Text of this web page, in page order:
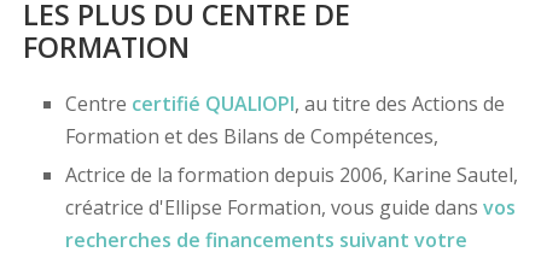
LES PLUS DU CENTRE DE
FORMATION
Centre certifié QUALIOPI, au titre des Actions de
Formation et des Bilans de Compétences,
Actrice de la formation depuis 2006, Karine Sautel,
créatrice d'Ellipse Formation, vous guide dans vos
recherches de financements suivant votre